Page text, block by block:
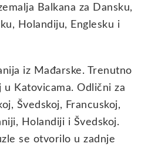
Balkana za Dansku,
Holandiju, Englesku i
iz Mađarske. Trenutno
u Katovicama. Odlični za
Švedskoj, Francuskoj,
Holandiji i Švedskoj.
se otvorilo u zadnje